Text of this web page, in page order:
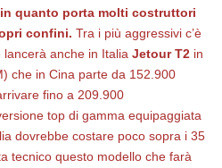
quanto porta molti costruttori
confini. Tra i più aggressivi c’è
lancerà anche in Italia Jetour T2 in
che in Cina parte da 152.900
fino a 209.900
top di gamma equipaggiata
dovrebbe costare poco sopra i 35
tecnico questo modello che farà